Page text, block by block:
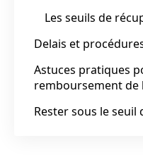
Les seuils de
Delais et
Astuces pratiques
remboursement de
Rester sous le